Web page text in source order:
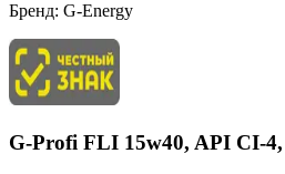
Бренд: G-Energy
G-Profi FLI 15w40, API CI-